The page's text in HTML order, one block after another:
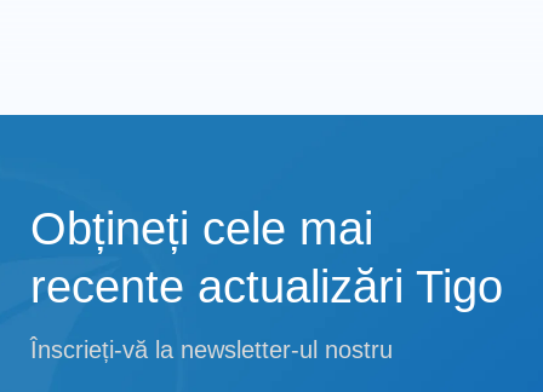
Obțineți cele mai
recente actualizări Tigo
Înscrieți-vă la newsletter-ul nostru